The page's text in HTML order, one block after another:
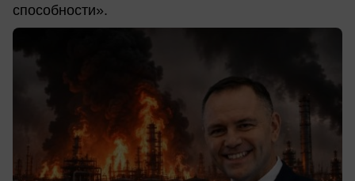
способности».